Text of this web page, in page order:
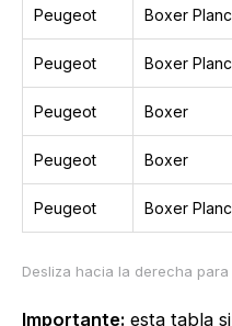
Peugeot Boxer
Peugeot Boxer
Peugeot Boxer
Peugeot Boxer
Peugeot Boxer
Importante: esta tabla